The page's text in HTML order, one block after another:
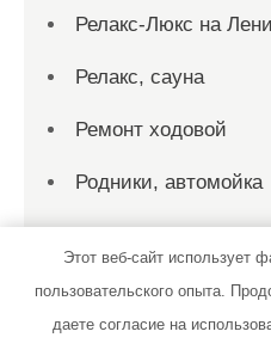
Релакс-Люкс на
Релакс, сауна
Ремонт ходовой
Родники, автомойка
Рубин, гостинично-
комплекс
Русская банька, г.
Этот веб-сайт использует
пользовательского опыта.
даете согласие на